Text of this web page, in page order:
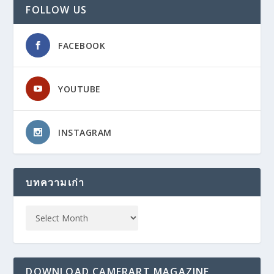
FOLLOW US
FACEBOOK
YOUTUBE
INSTAGRAM
บทความเก่า